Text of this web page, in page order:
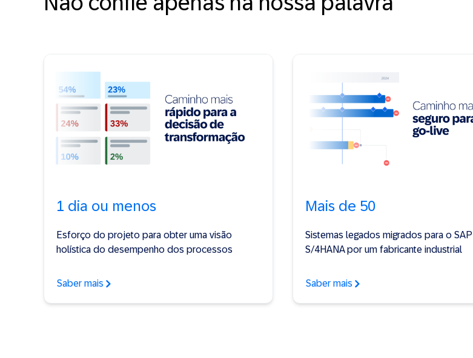
1 dia ou menos
Esforço do projeto para obter uma visão
holística do desempenho dos processos
Saber mais
Mais de 50
Sistemas legados migrados para o SAP
S/4HANA por um fabricante industrial
Saber mais